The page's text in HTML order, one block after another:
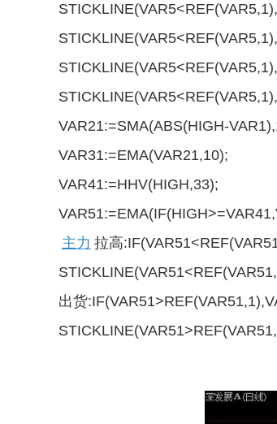
VAR21:=SMA(ABS(HIGH-
VAR31:=EMA(VAR21,10);
VAR41:=HHV(HIGH,33);
主力 拉高
出货